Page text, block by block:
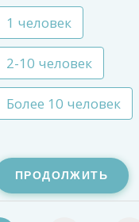
1 человек
2-10 человек
Более 10 человек
ПРОДОЛЖИТЬ